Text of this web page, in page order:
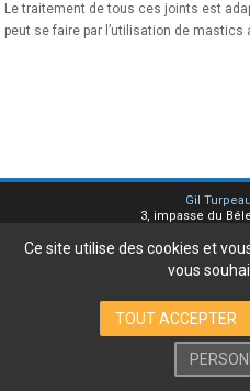
Le traitement de tous ces joints est
peut se faire par l’utilisation de mastics
Gil
3, impasse du
Ce site utilise des cookies et
vous
TOUT ACCEPTER